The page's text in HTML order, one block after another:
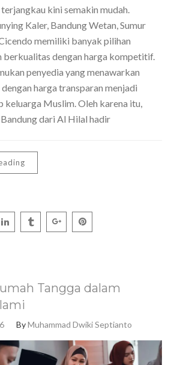
kini semakin mudah.
Kaler, Bandung Wetan, Sumur
memiliki banyak pilihan
berkualitas dengan harga kompetitif.
penyedia yang menawarkan
harga transparan menjadi
keluarga Muslim. Oleh karena itu,
dari Al Hilal hadir
Tangga dalam
ByMuhammad Dwiki Septianto